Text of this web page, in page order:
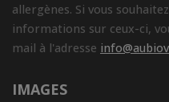
allergènes. Si vous
informations sur ceux-ci,
mail à l'adresse
IMAGES